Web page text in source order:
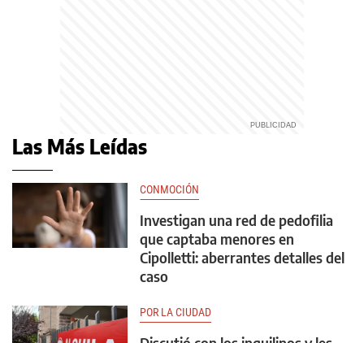
Las Más Leídas
CONMOCIÓN
Investigan una red de pedofilia
que captaba menores en
Cipolletti: aberrantes detalles del
caso
POR LA CIUDAD